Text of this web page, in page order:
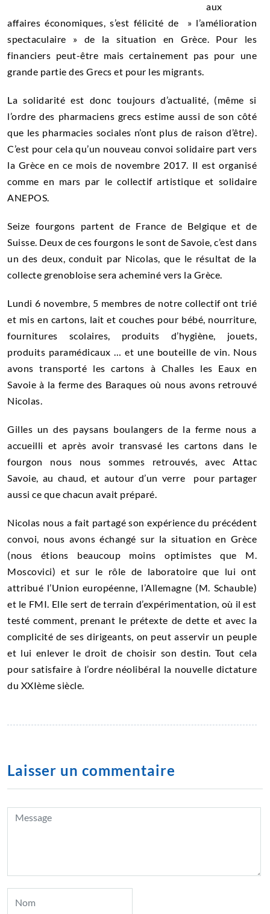
aux
affaires économiques, s’est félicité de » l’amélioration
spectaculaire » de la situation en Grèce. Pour les
financiers peut-être mais certainement pas pour une
grande partie des Grecs et pour les migrants.
La solidarité est donc toujours d’actualité, (même si
l’ordre des pharmaciens grecs estime aussi de son côté
que les pharmacies sociales n’ont plus de raison d’être).
C’est pour cela qu’un nouveau convoi solidaire part vers
la Grèce en ce mois de novembre 2017. Il est organisé
comme en mars par le collectif artistique et solidaire
ANEPOS.
Seize fourgons partent de France de Belgique et de
Suisse. Deux de ces fourgons le sont de Savoie, c’est dans
un des deux, conduit par Nicolas, que le résultat de la
collecte grenobloise sera acheminé vers la Grèce.
Lundi 6 novembre, 5 membres de notre collectif ont trié
et mis en cartons, lait et couches pour bébé, nourriture,
fournitures scolaires, produits d’hygiène, jouets,
produits paramédicaux … et une bouteille de vin. Nous
avons transporté les cartons à Challes les Eaux en
Savoie à la ferme des Baraques où nous avons retrouvé
Nicolas.
Gilles un des paysans boulangers de la ferme nous a
accueilli et après avoir transvasé les cartons dans le
fourgon nous nous sommes retrouvés, avec Attac
Savoie, au chaud, et autour d’un verre pour partager
aussi ce que chacun avait préparé.
Nicolas nous a fait partagé son expérience du précédent
convoi, nous avons échangé sur la situation en Grèce
(nous étions beaucoup moins optimistes que M.
Moscovici) et sur le rôle de laboratoire que lui ont
attribué l’Union européenne, l’Allemagne (M. Schauble)
et le FMI. Elle sert de terrain d’expérimentation, où il est
testé comment, prenant le prétexte de dette et avec la
complicité de ses dirigeants, on peut asservir un peuple
et lui enlever le droit de choisir son destin. Tout cela
pour satisfaire à l’ordre néolibéral la nouvelle dictature
du XXIème siècle.
Laisser un commentaire